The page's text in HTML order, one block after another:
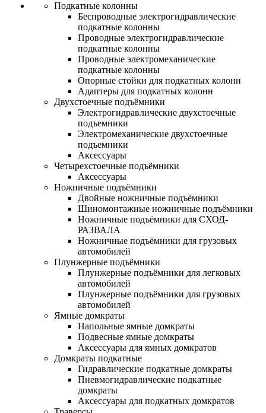
Подкатные колонны
Беспроводные электрогидравлические
подкатные колонны
Проводные электрогидравлические
подкатные колонны
Проводные электромеханические
подкатные колонны
Опорные стойки для подкатных колонн
Адаптеры для подкатных колонн
Двухстоечные подъёмники
Электрогидравлические двухстоечные
подъемники
Электромеханические двухстоечные
подъемники
Аксессуары
Четырехстоечные подъёмники
Аксессуары
Ножничные подъёмники
Двойные ножничные подъёмники
Шиномонтажные ножничные подъёмники
Ножничные подъёмники для СХОД-
РАЗВАЛА
Ножничные подъёмники для грузовых
автомобилей
Плунжерные подъёмники
Плунжерные подъёмники для легковых
автомобилей
Плунжерные подъёмники для грузовых
автомобилей
Ямные домкраты
Напольные ямные домкраты
Подвесные ямные домкраты
Аксессуары для ямных домкратов
Домкраты подкатные
Гидравлические подкатные домкраты
Пневмогидравлические подкатные
домкраты
Аксессуары для подкатных домкратов